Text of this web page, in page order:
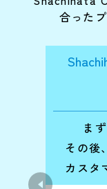
合った
ま
その後
カスタ